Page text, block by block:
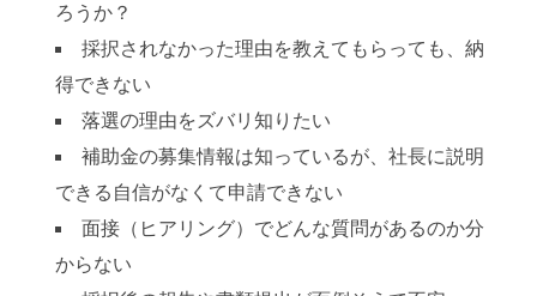
ろうか？
採択されなかった理由を教えてもらっても、納
得できない
落選の理由をズバリ知りたい
補助金の募集情報は知っているが、社長に説明
できる自信がなくて申請できない
面接（ヒアリング）でどんな質問があるのか分
からない